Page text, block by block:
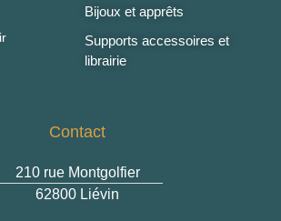
Bijoux et apprêts
Supports accessoires et
librairie
Contact
210 rue Montgolfier
62800 Liévin